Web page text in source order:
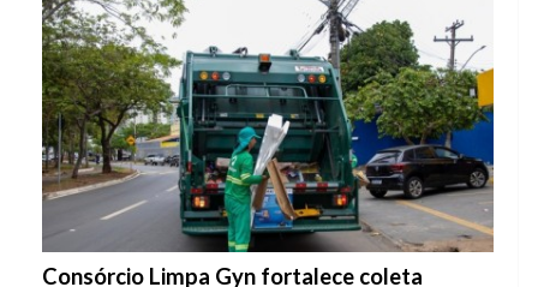
Consórcio Limpa Gyn fortalece coleta